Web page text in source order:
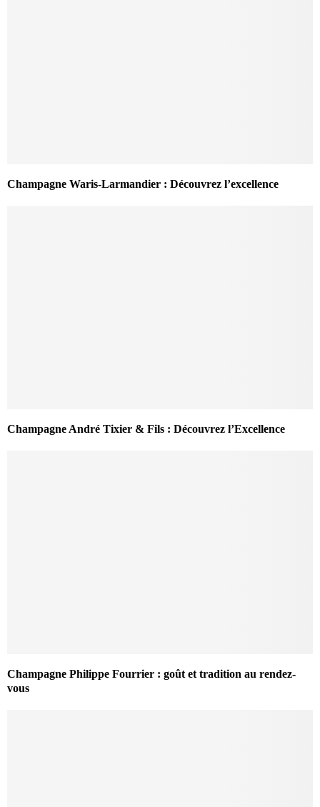
Champagne Waris-Larmandier : Découvrez l’excellence
Champagne André Tixier & Fils : Découvrez l’Excellence
Champagne Philippe Fourrier : goût et tradition au rendez-
vous